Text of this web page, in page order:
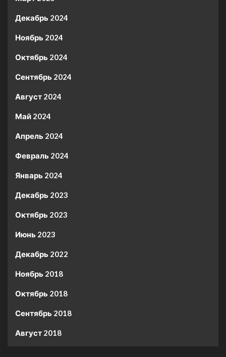
Декабрь 2024
Ноябрь 2024
Октябрь 2024
Сентябрь 2024
Август 2024
Май 2024
Апрель 2024
Февраль 2024
Январь 2024
Декабрь 2023
Октябрь 2023
Июнь 2023
Декабрь 2022
Ноябрь 2018
Октябрь 2018
Сентябрь 2018
Август 2018